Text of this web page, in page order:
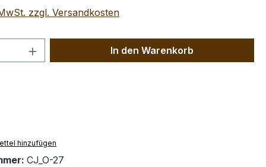
zzgl. Versandkosten
Anzahl: Gib den gewünschten Wert
In den Warenkorb
hinzufügen
CJ_O-27